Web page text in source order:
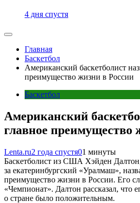
4 дня спустя
Главная
Баскетбол
Американский баскетболист
преимущество жизни в России
Баскетбол
Американский
главное преимущество
Lenta.ru2 года спустя01 минуты
Баскетболист из США Хэйден
за екатеринбургский «Уралмаш»,
преимущество жизни в России. Его
«Чемпионат». Далтон рассказал, что
о стране было положительным.